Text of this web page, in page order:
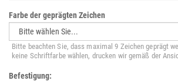
Farbe der geprägten Zeichen
Bitte beachten Sie, dass maximal 9 Zeichen geprägt
keine Schriftfarbe wählen, drucken wir gemäß der
Befestigung: